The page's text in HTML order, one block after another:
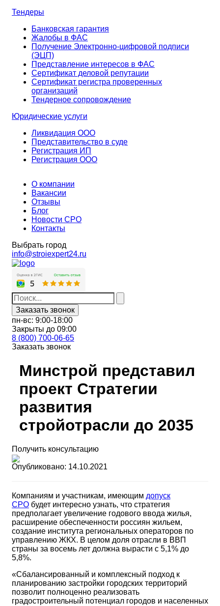
Тендеры
Банковская гарантия
Жалобы в ФАС
Получение Электронно-цифровой подписи
(ЭЦП)
Представление интересов в ФАС
Сертификат деловой репутации
Сертификат регистра проверенных
организаций
Тендерное сопровождение
Юридические услуги
Ликвидация ООО
Представительство в суде
Регистрация ИП
Регистрация ООО
О компании
Вакансии
Отзывы
Блог
Новости СРО
Контакты
Выбрать город
info@stroiexpert24.ru
Заказать звонок
пн-вс: 9:00-18:00
Закрыты до 09:00
8 (800) 700-06-65
Заказать звонок
Минстрой представил
проект Стратегии
развития
стройотрасли до 2035
Получить консультацию
Опубликовано: 14.10.2021
Компаниям и участникам, имеющим допуск
СРО будет интересно узнать, что стратегия
предполагает увеличение годового ввода жилья,
расширение обеспеченности россиян жильем,
создание института региональных операторов по
управлению ЖКХ. В целом доля отрасли в ВВП
страны за восемь лет должна вырасти с 5,1% до
5,8%.
«Сбалансированный и комплексный подход к
планированию застройки городских территорий
позволит полноценно реализовать
градостроительный потенциал городов и населенных